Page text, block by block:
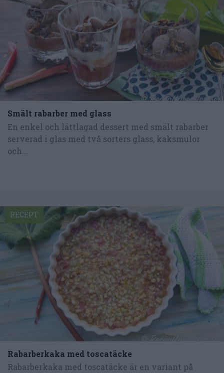
Smält rabarber med glass
En enkel och lättlagad dessert med smält rabarber
serverad i glas med två sorters glass, kaksmulor
och...
Rabarberkaka med toscatäcke
Rabarberkaka med toscatäcke är en variant på
RECEPT